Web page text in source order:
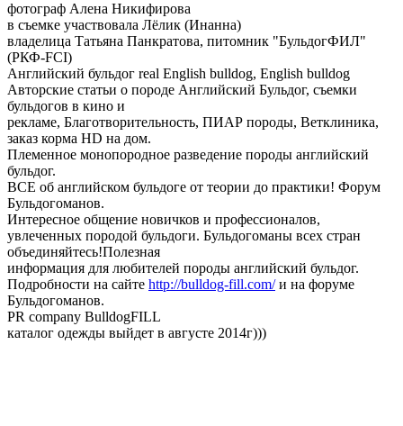
фотограф Алена Никифирова
в съемке участвовала Лёлик (Инанна)
владелица Татьяна Панкратова, питомник "БульдогФИЛ"
(РКФ-FCI)
Английский бульдог real English bulldog, English bulldog
Авторские статьи о породе Английский Бульдог, съемки
бульдогов в кино и
рекламе, Благотворительность, ПИАР породы, Ветклиника,
заказ корма HD на дом.
Племенное монопородное разведение породы английский
бульдог.
ВСЕ об английском бульдоге от теории до практики! Форум
Бульдогоманов.
Интересное общение новичков и профессионалов,
увлеченных породой бульдоги. Бульдогоманы всех стран
объединяйтесь!Полезная
информация для любителей породы английский бульдог.
Подробности на сайте http://bulldog-fill.com/и на форуме
Бульдогоманов.
PR company BulldogFILL
каталог одежды выйдет в августе 2014г)))